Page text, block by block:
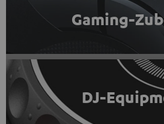
Gaming-
DJ-